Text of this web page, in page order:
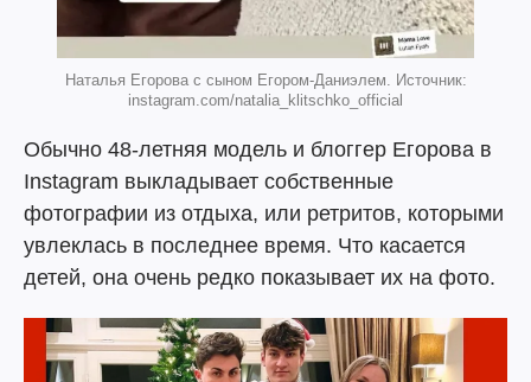
Наталья Егорова с сыном Егором-Даниэлем. Источник:
instagram.com/natalia_klitschko_official
Обычно 48-летняя модель и блоггер Егорова в
Instagram выкладывает собственные
фотографии из отдыха, или ретритов, которыми
увлеклась в последнее время. Что касается
детей, она очень редко показывает их на фото.